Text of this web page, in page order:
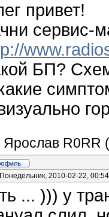
привет!
сервис-
БП?
Ярослав R0RR
2010-02-22,
... ))) у